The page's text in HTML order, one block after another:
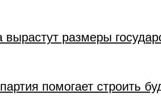
вырастут размеры
помогает строить